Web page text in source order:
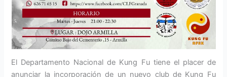
El Departamento Nacional de Kung Fu tiene el placer de
anunciar la incorporación de un nuevo club de Kung Fu